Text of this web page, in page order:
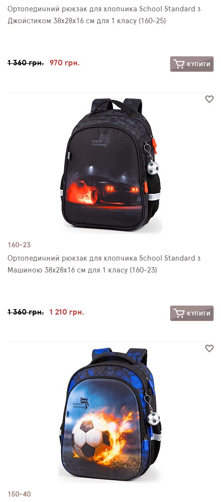
Ортопедичний рюкзак для хлопчика School Standard з
Джойстиком 38х28х16 см для 1 класу (160-25)
1 360 грн. 970 грн. КУПИТИ
160-23
Ортопедичний рюкзак для хлопчика School Standard з
Машиною 38х28х16 см для 1 класу (160-23)
1 360 грн. 1 210 грн. КУПИТИ
150-40